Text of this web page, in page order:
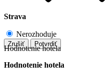
Strava
Nerozhoduje
Zrušiť Potvrdiť
Hodnotenie hotela
Hodnotenie hotela